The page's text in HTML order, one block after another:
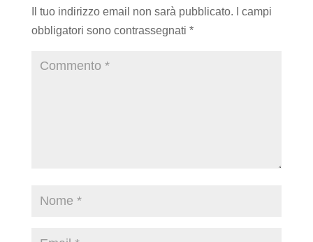
Il tuo indirizzo email non sarà pubblicato.
I campi
obbligatori sono contrassegnati *